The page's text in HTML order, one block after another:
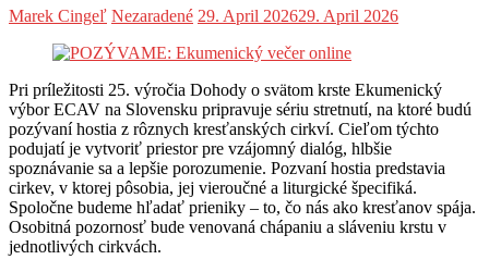
Marek Cingeľ Nezaradené 29. April 202629. April 2026
Pri príležitosti 25. výročia Dohody o svätom krste Ekumenický
výbor ECAV na Slovensku pripravuje sériu stretnutí, na ktoré budú
pozývaní hostia z rôznych kresťanských cirkví. Cieľom týchto
podujatí je vytvoriť priestor pre vzájomný dialóg, hlbšie
spoznávanie sa a lepšie porozumenie. Pozvaní hostia predstavia
cirkev, v ktorej pôsobia, jej vieroučné a liturgické špecifiká.
Spoločne budeme hľadať prieniky – to, čo nás ako kresťanov spája.
Osobitná pozornosť bude venovaná chápaniu a sláveniu krstu v
jednotlivých cirkvách.